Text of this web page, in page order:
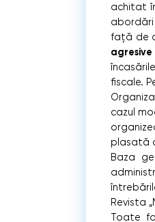
achitat
abordări
faţă de
agresive
ﬁscale.
cazul
plasată
Baza
Revista
Toate